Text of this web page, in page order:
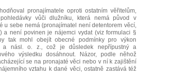
pronajímatele oproti ostatním věřitelům,
vůči dlužníku, která nemá původ v
u sebe nemá (pronajímatel není detentorem věcí,
není povinen je nájemci vydat (viz formulaci §
tak mohl obejít obecné podmínky pro výkon
a násl. o. z., což je důsledek nepřípustný a
výsledku dosáhnout. Názor, podle něhož
se na pronajaté věci nebo v ní k zajištění
vztahu k dané věci, ostatně zastává též